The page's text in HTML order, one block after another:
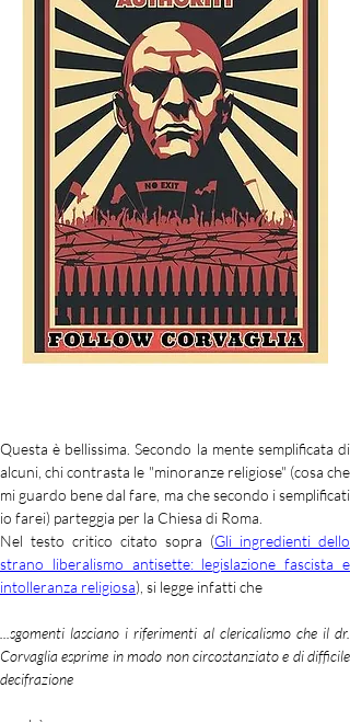
Questa è bellissima. Secondo la mente semplificata di
alcuni, chi contrasta le "minoranze religiose" (cosa che
mi guardo bene dal fare, ma che secondo i semplificati
io farei) parteggia per la Chiesa di Roma.
Nel testo critico citato sopra (Gli ingredienti dello
strano liberalismo antisette: legislazione fascista e
intolleranza religiosa), si legge infatti che
...sgomenti lasciano i riferimenti al clericalismo che il dr.
Corvaglia esprime in modo non circostanziato e di difficile
decifrazione